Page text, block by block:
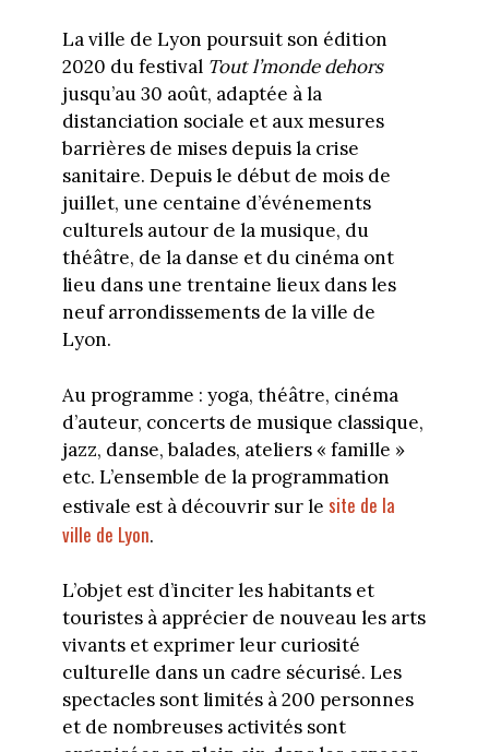
La ville de Lyon poursuit son édition
2020 du festival Tout l’monde dehors
jusqu’au 30 août, adaptée à la
distanciation sociale et aux mesures
barrières de mises depuis la crise
sanitaire. Depuis le début de mois de
juillet, une centaine d’événements
culturels autour de la musique, du
théâtre, de la danse et du cinéma ont
lieu dans une trentaine lieux dans les
neuf arrondissements de la ville de
Lyon.
Au programme : yoga, théâtre, cinéma
d’auteur, concerts de musique classique,
jazz, danse, balades, ateliers « famille »
etc. L’ensemble de la programmation
estivale est à découvrir sur le site de la
ville de Lyon.
L’objet est d’inciter les habitants et
touristes à apprécier de nouveau les arts
vivants et exprimer leur curiosité
culturelle dans un cadre sécurisé. Les
spectacles sont limités à 200 personnes
et de nombreuses activités sont